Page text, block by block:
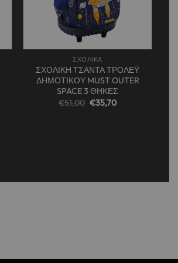
ΣΧΟΛΙΚΑ
ΣΧΟΛΙΚΗ ΤΣΑΝΤΑ ΤΡΟΛΕΫ
ΔΗΜΟΤΙΚΟΥ MUST OUTER
SPACE 3 ΘΗΚΕΣ
€51,00 Original
price
€35,70Η